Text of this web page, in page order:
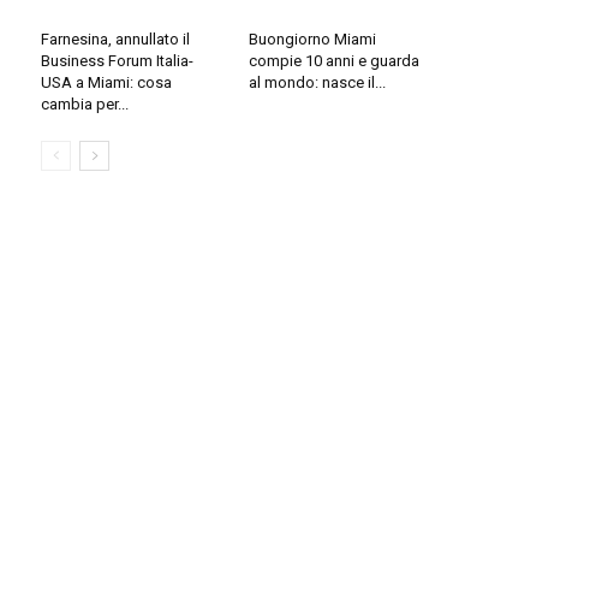
Farnesina, annullato il
Business Forum Italia-
USA a Miami: cosa
cambia per...
Buongiorno Miami
compie 10 anni e guarda
al mondo: nasce il...